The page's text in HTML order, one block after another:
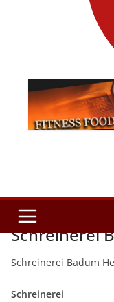
Schreinerei
Schreinerei Badum
Schreinerei